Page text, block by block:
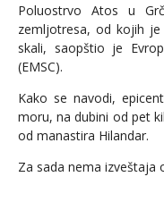
Poluostrvo Atos u
zemljotresa, od kojih
skali, saopštio je
(EMSC).
Kako se navodi,
moru, na dubini od pet
od manastira Hilandar.
Za sada nema